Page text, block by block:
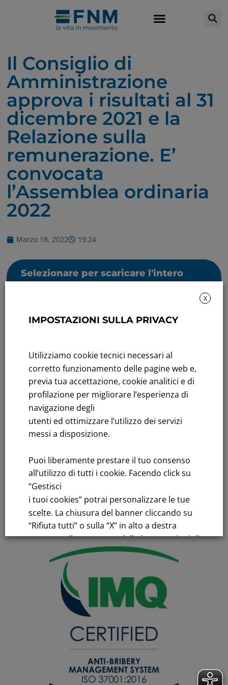
Il Consiglio di
Amministrazione
approva i risultati al 31
dicembre 2021 e la
Relazione sulla
remunerazione. E’
convocata
l’Assemblea ordinaria
2022
Marzo 18, 2022 19:24
Selezionare per scaricare l'intero
contenuto
Andamento titolo: Il titolo in Borsa
Bandi di gara: Ultimi bandi
Sede in Milano, Piazzale Cadorna, 14
fnm@legalmail.it
Capitale sociale € 230.000.000,00 interamente versato
Iscrizione Registro Imprese
C.F.e P.IVA 00776140154
C.C.I.AA. Milano – REA 28331
X
IMPOSTAZIONI SULLA PRIVACY
Utilizziamo cookie tecnici necessari al
corretto funzionamento delle pagine web e,
previa tua accettazione, cookie analitici e di
profilazione per migliorare l’esperienza di
navigazione degli
utenti ed ottimizzare l’utilizzo dei servizi
messi a disposizione.
Puoi liberamente prestare il tuo consenso
all’utilizzo di tutti i cookie. Facendo click su
“Gestisci
i tuoi cookies” potrai personalizzare le tue
scelte. La chiusura del banner cliccando su
“Rifiuta tutti” o sulla “X” in alto a destra
comporta il permanere delle impostazioni di
default e la continuazione della navigazione
in assenza di cookie o altri strumenti di
tracciamento diversi da quelli tecnici.
Per maggiori informazioni consulta la
Informativa sui dati personali e cookie
RIFIUTA TUTTI